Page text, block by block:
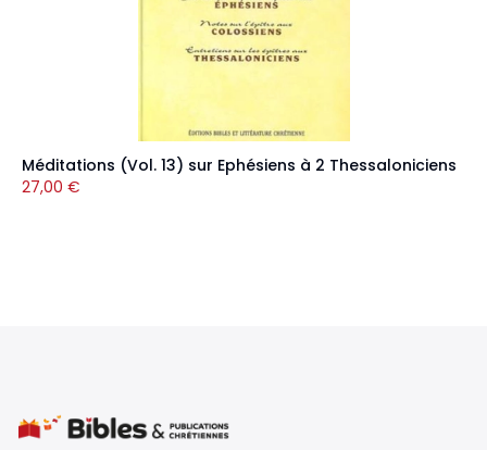
Méditations (Vol. 13) sur Ephésiens à 2 Thessaloniciens
27,00 €